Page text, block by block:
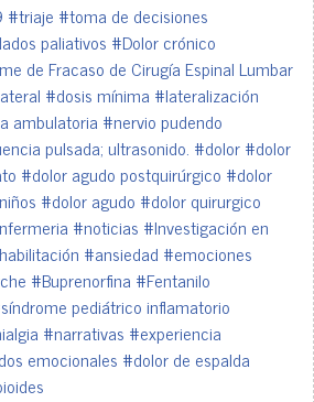
#triaje #toma de decisiones
paliativos #Dolor crónico
de Fracaso de Cirugía Espinal Lumbar
#dosis mínima #lateralización
ambulatoria #nervio pudendo
pulsada; ultrasonido. #dolor#dolor
#dolor agudo postquirúrgico #dolor
#dolor agudo #dolor quirurgico
#noticias #Investigación en
#ansiedad #emociones
#Buprenorfina #Fentanilo
pediátrico inflamatorio
#narrativas #experiencia
emocionales #dolor de espalda